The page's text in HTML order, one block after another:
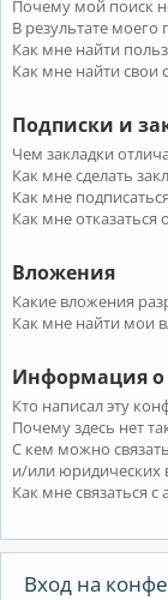
Почему мой поиск
В результате моего
Как мне найти
Как мне найти
Подписки и
Чем закладки
Как мне сделать
Как мне
Как мне отказаться
Вложения
Какие вложения
Как мне найти мои
Информация о
Кто написал эту
Почему здесь нет
С кем можно
и/или юридических
Как мне связаться
Вход на